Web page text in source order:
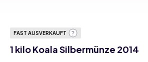
FAST AUSVERKAUFT
1 kilo Koala Silbermünze 2014